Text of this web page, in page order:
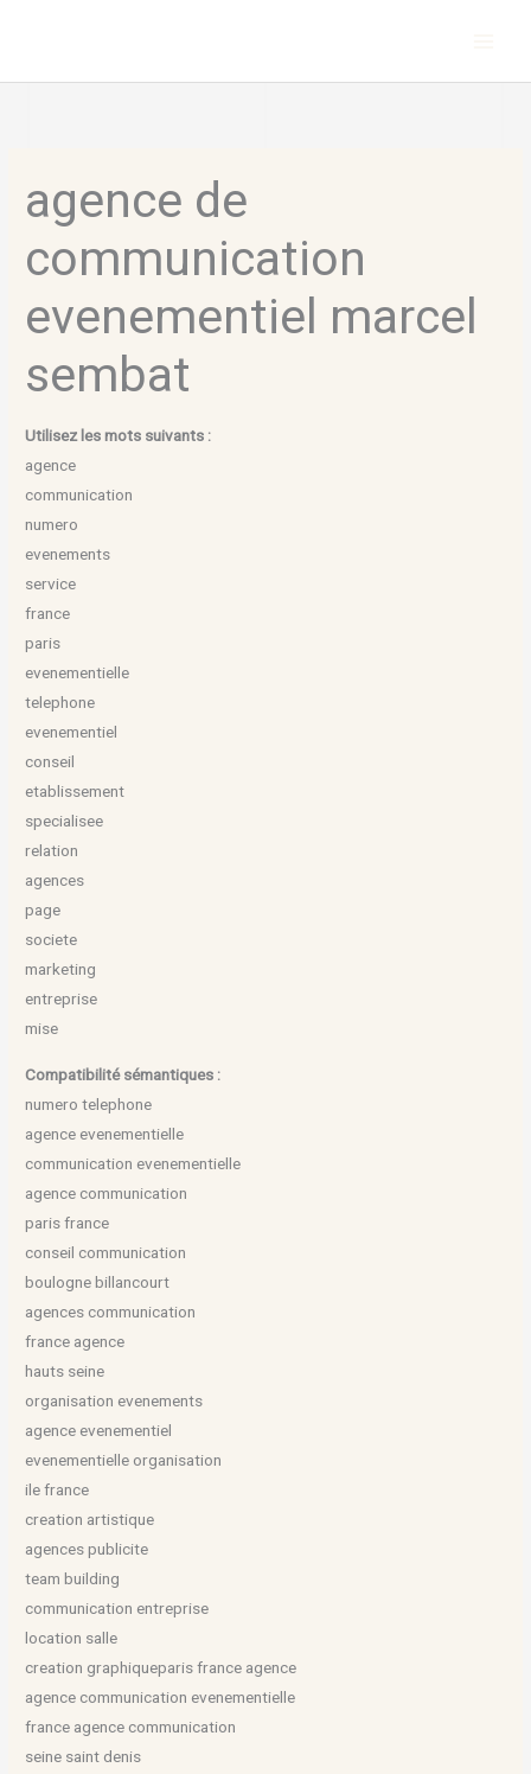
agence de
communication
evenementiel marcel
sembat
Utilisez les mots suivants :
agence
communication
numero
evenements
service
france
paris
evenementielle
telephone
evenementiel
conseil
etablissement
specialisee
relation
agences
page
societe
marketing
entreprise
mise
Compatibilité sémantiques :
numero telephone
agence evenementielle
communication evenementielle
agence communication
paris france
conseil communication
boulogne billancourt
agences communication
france agence
hauts seine
organisation evenements
agence evenementiel
evenementielle organisation
ile france
creation artistique
agences publicite
team building
communication entreprise
location salle
creation graphiqueparis france agence
agence communication evenementielle
france agence communication
seine saint denis